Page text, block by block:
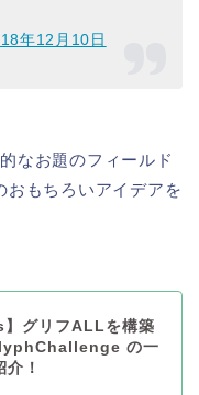
年12月10日
なお題のフィールド
おもちろいアイデアを
】グリフALLを構築
の一
介！